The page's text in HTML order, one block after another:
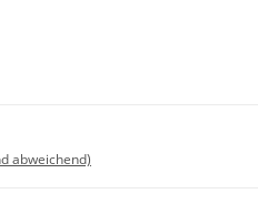
abweichend)